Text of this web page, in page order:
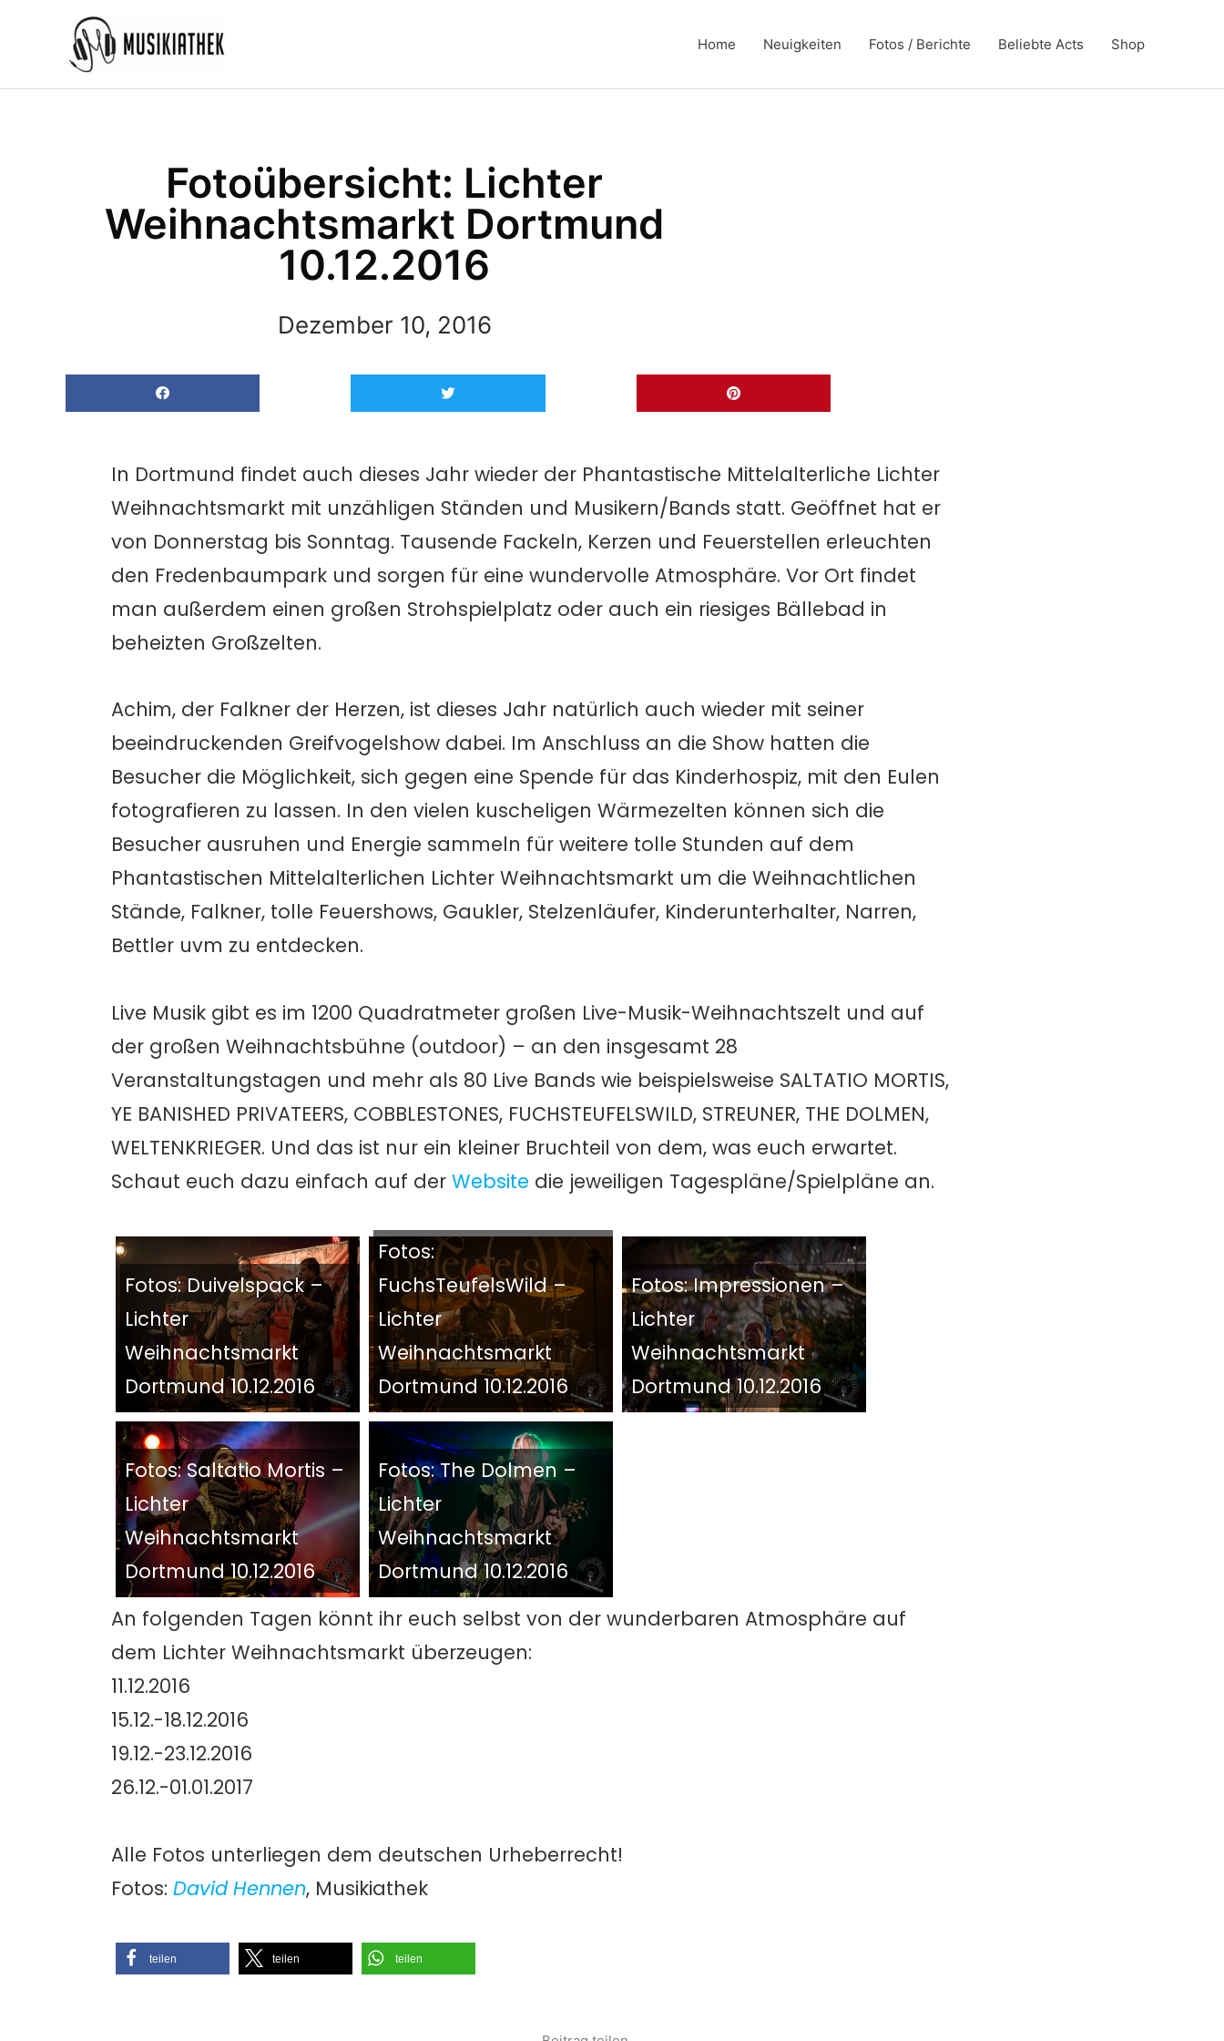
Home Neuigkeiten Fotos / Berichte Beliebte Acts Shop
Fotoübersicht: Lichter
Weihnachtsmarkt Dortmund
10.12.2016
Dezember 10, 2016
In Dortmund findet auch dieses Jahr wieder der Phantastische Mittelalterliche Lichter
Weihnachtsmarkt mit unzähligen Ständen und Musikern/Bands statt. Geöffnet hat er
von Donnerstag bis Sonntag. Tausende Fackeln, Kerzen und Feuerstellen erleuchten
den Fredenbaumpark und sorgen für eine wundervolle Atmosphäre. Vor Ort findet
man außerdem einen großen Strohspielplatz oder auch ein riesiges Bällebad in
beheizten Großzelten.
Achim, der Falkner der Herzen, ist dieses Jahr natürlich auch wieder mit seiner
beeindruckenden Greifvogelshow dabei. Im Anschluss an die Show hatten die
Besucher die Möglichkeit, sich gegen eine Spende für das Kinderhospiz, mit den Eulen
fotografieren zu lassen. In den vielen kuscheligen Wärmezelten können sich die
Besucher ausruhen und Energie sammeln für weitere tolle Stunden auf dem
Phantastischen Mittelalterlichen Lichter Weihnachtsmarkt um die Weihnachtlichen
Stände, Falkner, tolle Feuershows, Gaukler, Stelzenläufer, Kinderunterhalter, Narren,
Bettler uvm zu entdecken.
Live Musik gibt es im 1200 Quadratmeter großen Live-Musik-Weihnachtszelt und auf
der großen Weihnachtsbühne (outdoor) – an den insgesamt 28
Veranstaltungstagen und mehr als 80 Live Bands wie beispielsweise SALTATIO MORTIS,
YE BANISHED PRIVATEERS, COBBLESTONES, FUCHSTEUFELSWILD, STREUNER, THE DOLMEN,
WELTENKRIEGER. Und das ist nur ein kleiner Bruchteil von dem, was euch erwartet.
Schaut euch dazu einfach auf der Website die jeweiligen Tagespläne/Spielpläne an.
Fotos: Duivelspack –
Lichter
Weihnachtsmarkt
Dortmund 10.12.2016
Fotos:
FuchsTeufelsWild –
Lichter
Weihnachtsmarkt
Dortmund 10.12.2016
Fotos: Impressionen –
Lichter
Weihnachtsmarkt
Dortmund 10.12.2016
Fotos: Saltatio Mortis –
Lichter
Weihnachtsmarkt
Dortmund 10.12.2016
Fotos: The Dolmen –
Lichter
Weihnachtsmarkt
Dortmund 10.12.2016
An folgenden Tagen könnt ihr euch selbst von der wunderbaren Atmosphäre auf
dem Lichter Weihnachtsmarkt überzeugen:
11.12.2016
15.12.-18.12.2016
19.12.-23.12.2016
26.12.-01.01.2017
Alle Fotos unterliegen dem deutschen Urheberrecht!
Fotos: David Hennen, Musikiathek
teilen teilen teilen